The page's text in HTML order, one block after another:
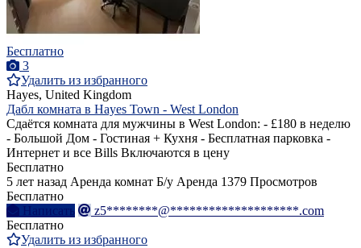
Бесплатно
3
Удалить из избранного
Hayes, United Kingdom
Дабл комната в Hayes Town - West London
Сдаётся комната для мужчины в West London: - £180 в неделю
- Большой Дом - Гостиная + Кухня - Бесплатная парковка -
Интернет и все Bills Включаются в цену
Бесплатно
5 лет назад Аренда комнат Б/у Аренда 1379 Просмотров
Бесплатно
Написать
z5********@********************.com
Бесплатно
Удалить из избранного